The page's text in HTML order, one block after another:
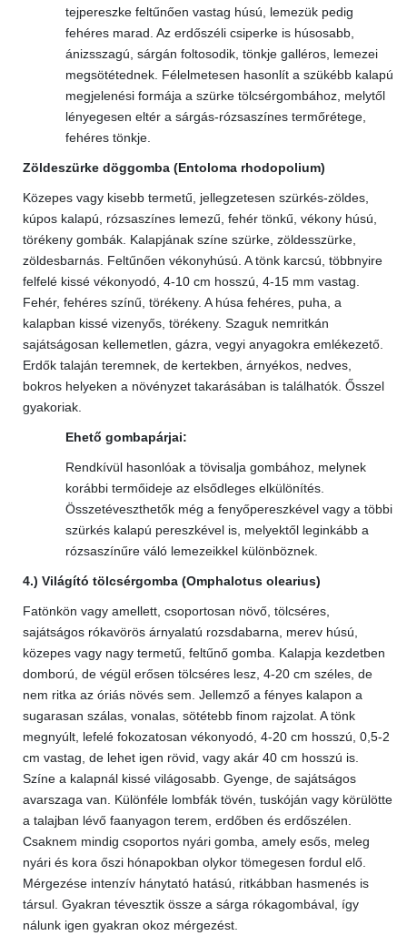
tejpereszke feltűnően vastag húsú, lemezük pedig
fehéres marad. Az erdőszéli csiperke is húsosabb,
ánizsszagú, sárgán foltosodik, tönkje galléros, lemezei
megsötétednek. Félelmetesen hasonlít a szükébb kalapú
megjelenési formája a szürke tölcsérgombához, melytől
lényegesen eltér a sárgás-rózsaszínes termőrétege,
fehéres tönkje.
Zöldeszürke döggomba (Entoloma rhodopolium)
Közepes vagy kisebb termetű, jellegzetesen szürkés-zöldes,
kúpos kalapú, rózsaszínes lemezű, fehér tönkű, vékony húsú,
törékeny gombák. Kalapjának színe szürke, zöldesszürke,
zöldesbarnás. Feltűnően vékonyhúsú. A tönk karcsú, többnyire
felfelé kissé vékonyodó, 4-10 cm hosszú, 4-15 mm vastag.
Fehér, fehéres színű, törékeny. A húsa fehéres, puha, a
kalapban kissé vizenyős, törékeny. Szaguk nemritkán
sajátságosan kellemetlen, gázra, vegyi anyagokra emlékezető.
Erdők talaján teremnek, de kertekben, árnyékos, nedves,
bokros helyeken a növényzet takarásában is találhatók. Ősszel
gyakoriak.
Ehető gombapárjai:
Rendkívül hasonlóak a tövisalja gombához, melynek
korábbi termőideje az elsődleges elkülönítés.
Összetéveszthetők még a fenyőpereszkével vagy a többi
szürkés kalapú pereszkével is, melyektől leginkább a
rózsaszínűre váló lemezeikkel különböznek.
4.) Világító tölcsérgomba (Omphalotus olearius)
Fatönkön vagy amellett, csoportosan növő, tölcséres,
sajátságos rókavörös árnyalatú rozsdabarna, merev húsú,
közepes vagy nagy termetű, feltűnő gomba. Kalapja kezdetben
domború, de végül erősen tölcséres lesz, 4-20 cm széles, de
nem ritka az óriás növés sem. Jellemző a fényes kalapon a
sugarasan szálas, vonalas, sötétebb finom rajzolat. A tönk
megnyúlt, lefelé fokozatosan vékonyodó, 4-20 cm hosszú, 0,5-2
cm vastag, de lehet igen rövid, vagy akár 40 cm hosszú is.
Színe a kalapnál kissé világosabb. Gyenge, de sajátságos
avarszaga van. Különféle lombfák tövén, tuskóján vagy körülötte
a talajban lévő faanyagon terem, erdőben és erdőszélen.
Csaknem mindig csoportos nyári gomba, amely esős, meleg
nyári és kora őszi hónapokban olykor tömegesen fordul elő.
Mérgezése intenzív hánytató hatású, ritkábban hasmenés is
társul. Gyakran tévesztik össze a sárga rókagombával, így
nálunk igen gyakran okoz mérgezést.